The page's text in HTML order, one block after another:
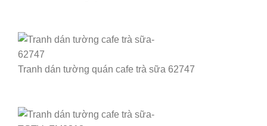
Tranh dán tường quán cafe trà sữa 62747